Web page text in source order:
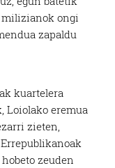
milizianok ongi
zapaldu
kuartelera
Loiolako eremua
zieten,
zeuden